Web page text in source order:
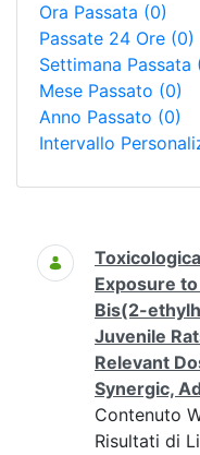
Ora Passata (0)
Passate 24 Ore (0)
Settimana Passata
Mese Passato (0)
Anno Passato (0)
Intervallo
Ricerca
Exposure
Bis(2-
Juvenile
Relevant
Synergic,
Contenuto
Risultati di